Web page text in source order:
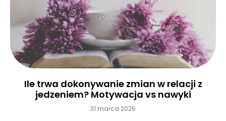
Ile trwa dokonywanie zmian w relacji z
jedzeniem? Motywacja vs nawyki
31 marca 2026